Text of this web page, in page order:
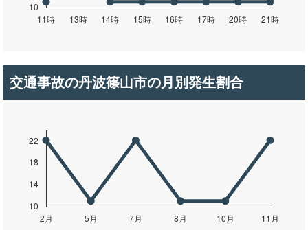
交通事故の丹波篠山市の月別発生割合